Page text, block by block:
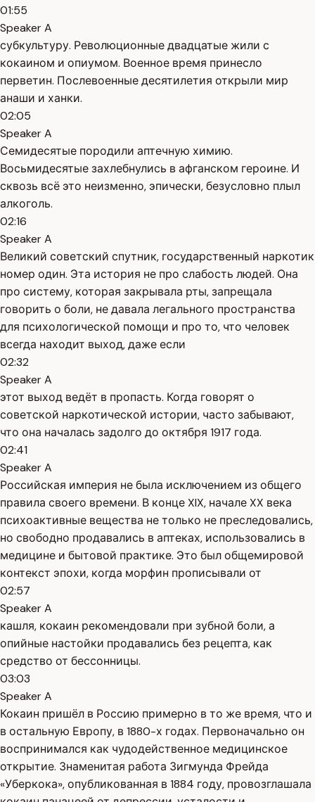
01:55
Speaker A
субкультуру. Революционные двадцатые жили с
кокаином и опиумом. Военное время принесло
перветин. Послевоенные десятилетия открыли мир
анаши и ханки.
02:05
Speaker A
Семидесятые породили аптечную химию.
Восьмидесятые захлебнулись в афганском героине. И
сквозь всё это неизменно, эпически, безусловно плыл
алкоголь.
02:16
Speaker A
Великий советский спутник, государственный наркотик
номер один. Эта история не про слабость людей. Она
про систему, которая закрывала рты, запрещала
говорить о боли, не давала легального пространства
для психологической помощи и про то, что человек
всегда находит выход, даже если
02:32
Speaker A
этот выход ведёт в пропасть. Когда говорят о
советской наркотической истории, часто забывают,
что она началась задолго до октября 1917 года.
02:41
Speaker A
Российская империя не была исключением из общего
правила своего времени. В конце XIX, начале XX века
психоактивные вещества не только не преследовались,
но свободно продавались в аптеках, использовались в
медицине и бытовой практике. Это был общемировой
контекст эпохи, когда морфин прописывали от
02:57
Speaker A
кашля, кокаин рекомендовали при зубной боли, а
опийные настойки продавались без рецепта, как
средство от бессонницы.
03:03
Speaker A
Кокаин пришёл в Россию примерно в то же время, что и
в остальную Европу, в 1880-х годах. Первоначально он
воспринимался как чудодейственное медицинское
открытие. Знаменитая работа Зигмунда Фрейда
«Уберкока», опубликованная в 1884 году, провозглашала